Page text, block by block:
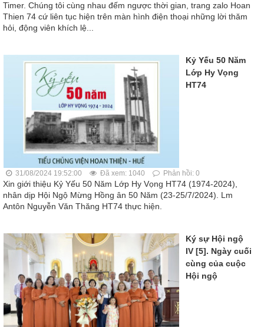
Timer. Chúng tôi cùng nhau đếm ngược thời gian, trang zalo Hoan
Thien 74 cứ liên tục hiện trên màn hình điện thoại những lời thăm
hỏi, động viên khích lệ...
Kỷ Yếu 50 Năm
Lớp Hy Vọng
HT74
31/08/2024 19:52:00 Đã xem: 1040 Phản hồi: 0
Xin giới thiệu Kỷ Yếu 50 Năm Lớp Hy Vọng HT74 (1974-2024),
nhân dịp Hội Ngộ Mừng Hồng ân 50 Năm (23-25/7/2024). Lm
Antôn Nguyễn Văn Thăng HT74 thực hiện.
Ký sự Hội ngộ
IV [5]. Ngày cuối
cùng của cuộc
Hội ngộ